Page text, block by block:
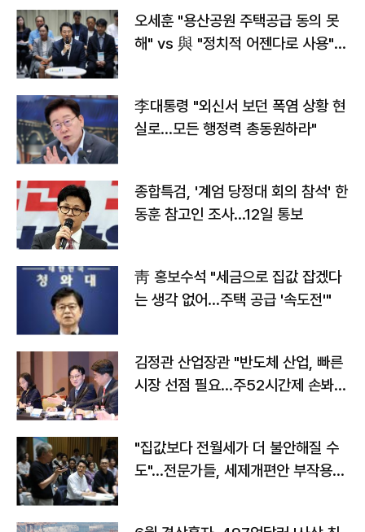
오세훈 "용산공원 주택공급 동의 못
해" vs 與 "정치적 어젠다로 사용"
李대통령 "외신서 보던 폭염 상황 현
실로…모든 행정력 총동원하라"
종합특검, '계엄 당정대 회의 참석' 한
동훈 참고인 조사...12일 통보
靑 홍보수석 "세금으로 집값 잡겠다
는 생각 없어…주택 공급 '속도전'"
김정관 산업장관 "반도체 산업, 빠른
시장 선점 필요…주52시간제 손봐
"집값보다 전월세가 더 불안해질 수
도"…전문가들, 세제개편안 부작용